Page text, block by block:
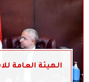
الهيئة العامة